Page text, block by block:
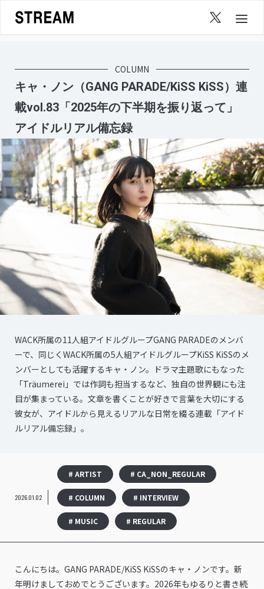
content
COLUMN
キャ・ノン（GANG PARADE/KiSS KiSS）連
載vol.83「2025年の下半期を振り返って」
アイドルリアル備忘録
WACK所属の11人組アイドルグループGANG PARADEのメンバ
ーで、同じくWACK所属の5人組アイドルグループKiSS KiSSのメ
ンバーとしても活躍するキャ・ノン。ドラマ主題歌にもなった
「Träumerei」では作詞も担当するなど、独自の世界観にも注
目が集まっている。文章を書くことが好きで言葉を大切にする
彼女が、アイドルから見えるリアルな日常を綴る連載「アイド
ルリアル備忘録」。
2026.01.02
# ARTIST # CA_NON_REGULAR
# COLUMN # INTERVIEW
# MUSIC # REGULAR
こんにちは。GANG PARADE/KiSS KiSSのキャ・ノンです。新
年明けましておめでとうございます。2026年もゆるりと書き続